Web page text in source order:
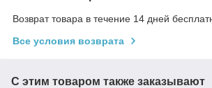
Возврат товара в течение 14 дней
Все условия возврата
С этим товаром также заказывают